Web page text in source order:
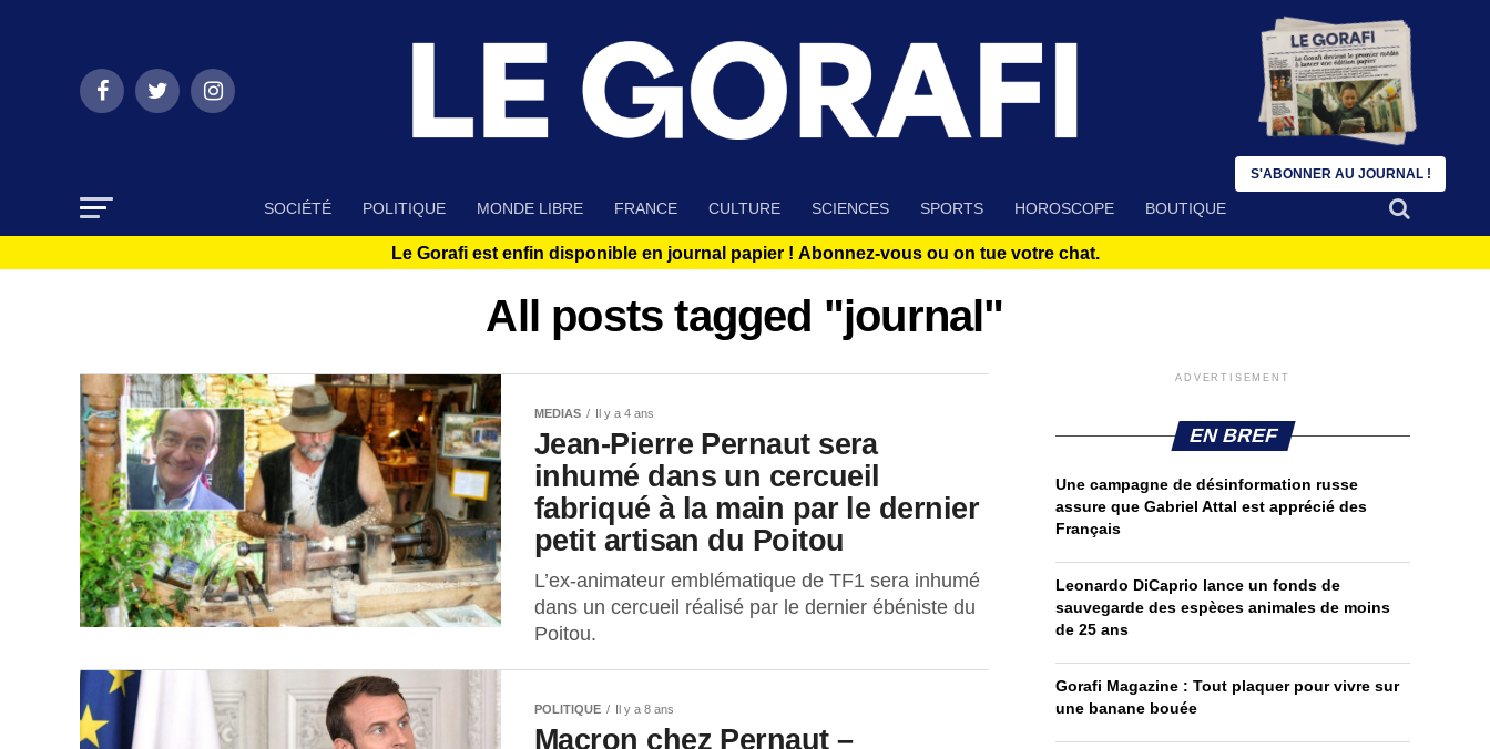
SOCIÉTÉ POLITIQUE MONDE LIBRE FRANCE CULTURE SCIENCES SPORTS HOROSCOPE BOUTIQUE
Le Gorafi est enfin disponible en journal papier ! Abonnez-vous ou on tue votre chat.
All posts tagged "journal"
MEDIAS Il y a 4 ans
Jean-Pierre Pernaut sera
inhumé dans un cercueil
fabriqué à la main par le dernier
petit artisan du Poitou
L’ex-animateur emblématique de TF1 sera inhumé
dans un cercueil réalisé par le dernier ébéniste du
Poitou.
POLITIQUE Il y a 8 ans
Macron chez Pernaut –
ADVERTISEMENT
EN BREF
Une campagne de désinformation russe
assure que Gabriel Attal est apprécié des
Français
Leonardo DiCaprio lance un fonds de
sauvegarde des espèces animales de moins
de 25 ans
Gorafi Magazine : Tout plaquer pour vivre sur
une banane bouée
S'ABONNER AU JOURNAL !